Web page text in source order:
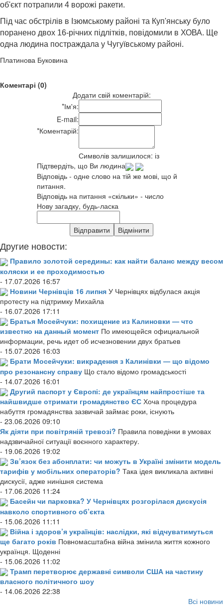
об'єкт потрапили 4 ворожі ракети.
Під час обстрілів в Ізюмському районі та Куп'янську було
поранено двох 16-річних підлітків, повідомили в ХОВА. Ще
одна людина постраждала у Чугуївському районі.
Платинова Буковина
Коментарі (0)
Додати свій коментарій:
*Ім'я:
E-mail:
*Коментарій:
Символів залишилося: із
Підтвердіть, що Ви людина
Відповідь - одне слово на тій же мові, що й
питання.
Відповідь на питання «скільки» - число
Нову загадку, будь-ласка
Другие новости:
Правило золотой середины: как найти баланс между весом
коляски и ее проходимостью
- 17.07.2026 16:57
Новини Чернівців 16 липня У Чернівцях відбулася акція
протесту на підтримку Михайла
- 16.07.2026 17:11
Братья Мосейчуки: похищение из Калиновки — что
известно на данный момент По имеющейся официальной
информации, речь идет об исчезновении двух братьев
- 15.07.2026 16:03
Брати Мосейчуки: викрадення з Калинівки — що відомо
про резонансну справу Що стало відомо громадськості
- 14.07.2026 16:01
Другий паспорт у Європі: де українцям найпростіше та
найшвидше отримати громадянство ЄС Хоча процедура
набуття громадянства зазвичай займає роки, існують
- 23.06.2026 09:10
Як діяти при повітряній тревозі? Правила поведінки в умовах
надзвичайної ситуації воєнного характеру.
- 19.06.2026 19:02
Зв’язок без абонплати: чи можуть в Україні змінити модель
тарифів у мобільних операторів? Така ідея викликала активні
дискусії, адже нинішня система
- 17.06.2026 11:24
Басейн чи парковка? У Чернівцях розгорілася дискусія
навколо спортивного об’єкта
- 15.06.2026 11:11
Війна і здоров’я українців: наслідки, які відчуватимуться
ще багато років Повномасштабна війна змінила життя кожного
українця. Щоденні
- 15.06.2026 11:02
Трамп перетворює державні символи США на частину
власного політичного шоу
- 14.06.2026 22:38
Всі новини